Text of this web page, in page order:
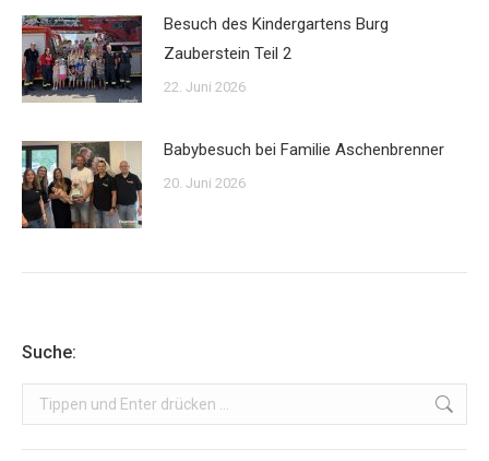
Besuch des Kindergartens Burg
Zauberstein Teil 2
22. Juni 2026
Babybesuch bei Familie Aschenbrenner
20. Juni 2026
Suche:
Search: